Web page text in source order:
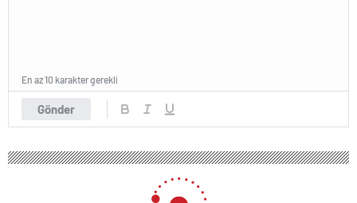
Gönder
En az 10 karakter gerekli